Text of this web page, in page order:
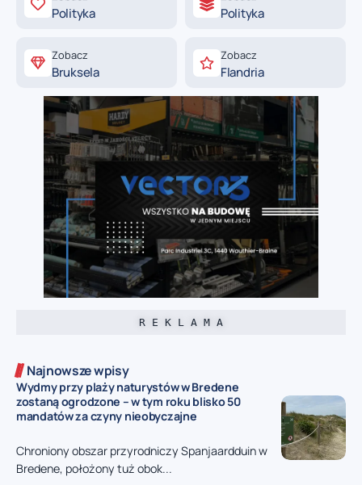
Polityka Polityka
Zobacz
Bruksela
Zobacz
Flandria
R E K L A M A
Najnowsze wpisy
Wydmy przy plaży naturystów w Bredene
zostaną ogrodzone – w tym roku blisko 50
mandatów za czyny nieobyczajne
Chroniony obszar przyrodniczy Spanjaardduin w
Bredene, położony tuż obok...